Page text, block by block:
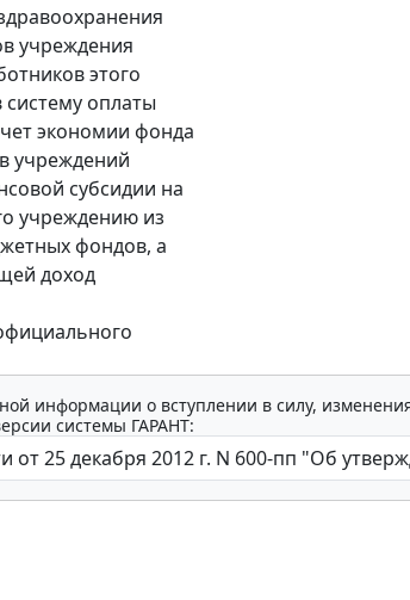
учреждения
этого
оплаты
экономии фонда
учреждений
субсидии на
учреждению из
фондов, а
доход
информации о вступлении в силу,
системы ГАРАНТ: